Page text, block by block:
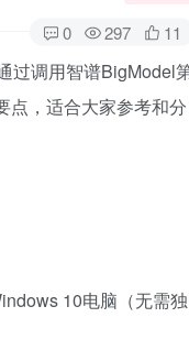
0 297 11
过调用智谱BigModel
点，适合大家参考和分
10电脑（无需独